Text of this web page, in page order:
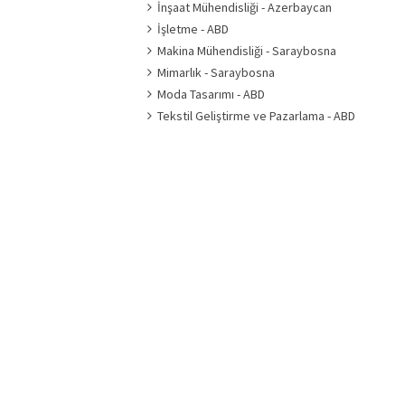
İnşaat Mühendisliği - Azerbaycan
İşletme - ABD
Makina Mühendisliği - Saraybosna
Mimarlık - Saraybosna
Moda Tasarımı - ABD
Tekstil Geliştirme ve Pazarlama - ABD